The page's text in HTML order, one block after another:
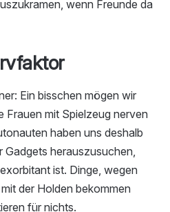
wenn Freunde da
Ein bisschen mögen wir
Frauen mit Spielzeug nerven
haben uns deshalb
herauszusuchen,
ist. Dinge, wegen
der Holden bekommen
für nichts.